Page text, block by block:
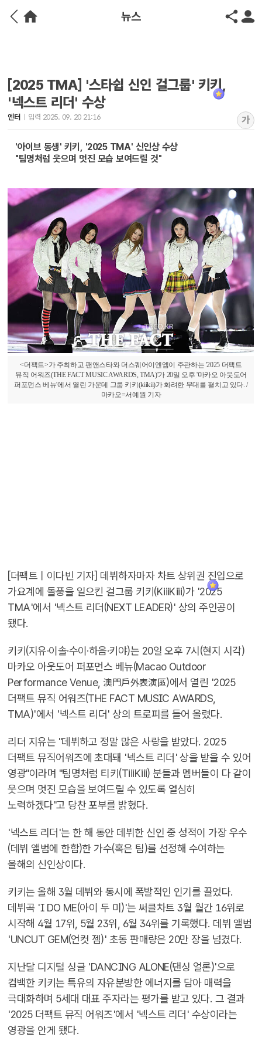
뉴스
[2025 TMA] '스타쉽 신인 걸그룹' 키키,
'넥스트 리더' 수상
엔터 입력 2025. 09. 20 21:16 가
'아이브 동생' 키키, '2025 TMA' 신인상 수상
"팀명처럼 웃으며 멋진 모습 보여드릴 것"
<더팩트>가 주최하고 팬앤스타와 더스퀘어이엔엠이 주관하는 '2025 더팩트
뮤직 어워즈(THE FACT MUSIC AWARDS, TMA)'가 20일 오후 '마카오 아웃도어
퍼포먼스 베뉴'에서 열린 가운데 그룹 키키(kiikii)가 화려한 무대를 펼치고 있다. /
마카오=서예원 기자
[더팩트ㅣ이다빈 기자] 데뷔하자마자 차트 상위권 진입으로
가요계에 돌풍을 일으킨 걸그룹 키키(KiiiKiii)가 '2025
TMA'에서 '넥스트 리더(NEXT LEADER)' 상의 주인공이
됐다.
키키(지유·이솔·수이·하음·키야)는 20일 오후 7시(현지 시각)
마카오 아웃도어 퍼포먼스 베뉴(Macao Outdoor
Performance Venue, 澳門戶外表演區)에서 열린 '2025
더팩트 뮤직 어워즈(THE FACT MUSIC AWARDS,
TMA)'에서 '넥스트 리더' 상의 트로피를 들어 올렸다.
리더 지유는 "데뷔하고 정말 많은 사랑을 받았다. 2025
더팩트 뮤직어워즈에 초대돼 '넥스트 리더' 상을 받을 수 있어
영광"이라며 "팀명처럼 티키(TiiiKiii) 분들과 멤버들이 다 같이
웃으며 멋진 모습을 보여드릴 수 있도록 열심히
노력하겠다"고 당찬 포부를 밝혔다.
'넥스트 리더'는 한 해 동안 데뷔한 신인 중 성적이 가장 우수
(데뷔 앨범에 한함)한 가수(혹은 팀)를 선정해 수여하는
올해의 신인상이다.
키키는 올해 3월 데뷔와 동시에 폭발적인 인기를 끌었다.
데뷔곡 'I DO ME(아이 두 미)'는 써클차트 3월 월간 16위로
시작해 4월 17위, 5월 23위, 6월 34위를 기록했다. 데뷔 앨범
'UNCUT GEM(언컷 젬)' 초동 판매량은 20만 장을 넘겼다.
지난달 디지털 싱글 'DANCING ALONE(댄싱 얼론)'으로
컴백한 키키는 특유의 자유분방한 에너지를 담아 매력을
극대화하며 5세대 대표 주자라는 평가를 받고 있다. 그 결과
'2025 더팩트 뮤직 어워즈'에서 '넥스트 리더' 수상이라는
영광을 안게 됐다.